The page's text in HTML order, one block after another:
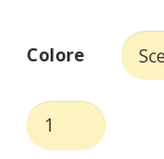
Colore
Brocca
fresh